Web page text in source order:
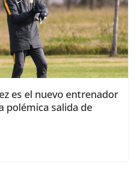
es el nuevo entrenador
polémica salida de